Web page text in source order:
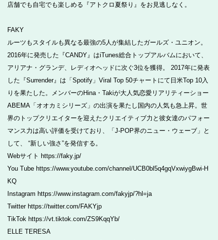
店舗でも自宅でも楽しめる『アトクロ夏祭り』をお見逃しなく。
FAKY
ルーツもスタイルも異なる最強の5人が集結したガールズ・ユニオン。
2016年に発売した『CANDY』はiTunes総合トップアルバムにおいて、
アリアナ・グランデ、レディオヘッドに次ぐ3位を獲得。 2017年に発表
した『Surrender』は「Spotify」Viral Top 50チャートにて日米Top 10入
りを果たした。メンバーのHina・Takiが大人気恋愛リアリティーショー
ABEMA「オオカミシリーズ」の出演を果たし国内の人気も急上昇。世
界のトップクリエイターを迎えたクリエイティブ力と彼女達のパフォー
マンス力は高い評価を受けており、「J-POP界のニュー・ウェーブ」と
して、 “新しい強さ”を発信する。
Webサイト https://faky.jp/
You Tube https://www.youtube.com/channel/UCB0bl5q4gqVxwiygBwi-H
KQ
Instagram https://www.instagram.com/fakyjp/?hl=ja
Twitter https://twitter.com/FAKYjp
TikTok https://vt.tiktok.com/ZS9KqqYb/
ELLE TERESA